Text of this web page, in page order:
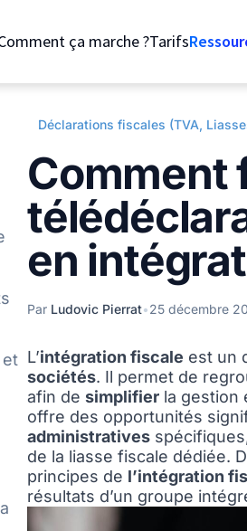
ça marche ?Tarifs
et
Déclarations fiscales (TVA,
Comment
en
Par Ludovic Pierrat•25 décembre
L’intégration fiscale est un
sociétés. Il permet de
afin de simplifier la gestion
offre des opportunités
administratives
de la liasse fiscale dédiée.
principes de l’intégration
résultats d’un groupe